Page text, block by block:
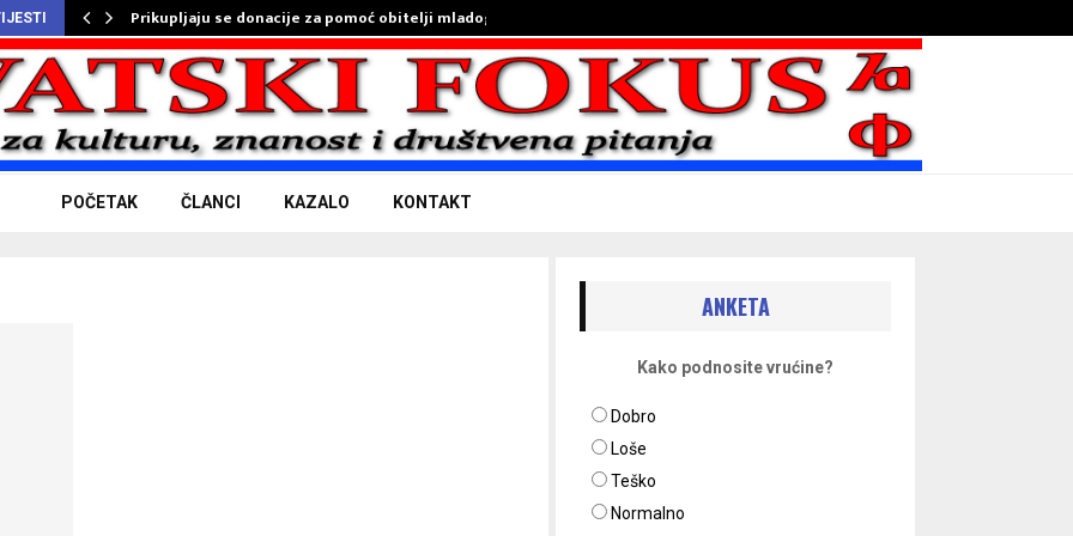
Prikupljaju se donacije za pomoć obitelji mladog…
POČETAK ČLANCI KAZALO KONTAKT
ANKETA
Kako podnosite vrućine?
Dobro
Loše
Teško
Normalno